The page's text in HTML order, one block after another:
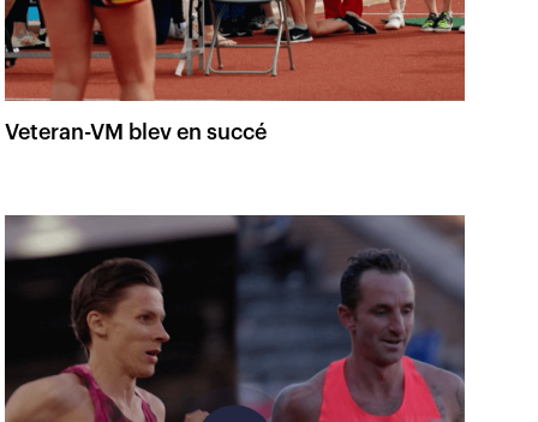
Veteran-VM blev en succé